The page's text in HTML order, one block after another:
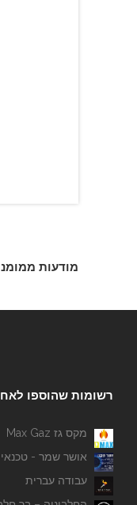
מודעות
רשומות שהוספו
מקס גז Max Gaz
אושר שמר -
עבודה עברית